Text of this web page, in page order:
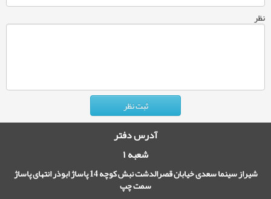
نظر
آدرس دفتر
شعبه ۱
شیراز سینما سعدی خیابان قصرالدشت نبش کوچه 14 پاساژ ابوذر انتهای پاساژ
سمت چپ